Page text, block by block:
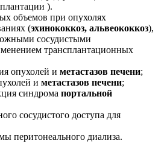
).
объемов при опухолях
(эхинококкоз, альвеококкоз),
сосудистыми
трансплантационных
опухолей и метастазов печени;
и метастазов печени;
синдрома портальной
сосудистого доступа для
перитонеального диализа.